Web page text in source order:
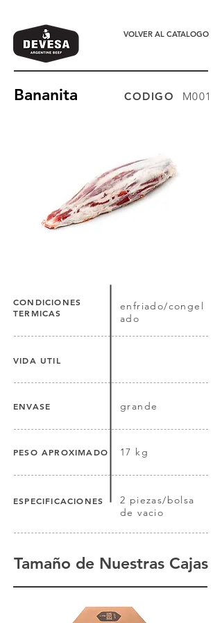
VOLVER AL CATALOGO
CODIGO
Bananita M001
CONDICIONES
TERMICAS
enfriado/congel
ado
VIDA UTIL
ENVASE grande
PESO APROXIMADO 17 kg
ESPECIFICACIONES
2 piezas/bolsa
de vacio
Tamaño de Nuestras Cajas